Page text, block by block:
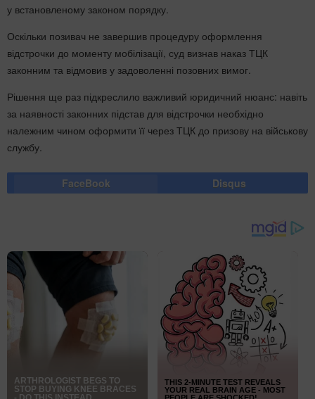
у встановленому законом порядку.
Оскільки позивач не завершив процедуру оформлення
відстрочки до моменту мобілізації, суд визнав наказ ТЦК
законним та відмовив у задоволенні позовних вимог.
Рішення ще раз підкреслило важливий юридичний нюанс: навіть
за наявності законних підстав для відстрочки необхідно
належним чином оформити її через ТЦК до призову на військову
службу.
FaceBook Disqus